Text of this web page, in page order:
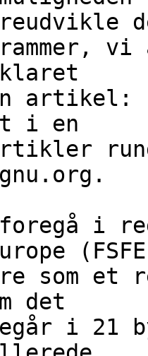
i en
artikler
i
som et
det
i 21